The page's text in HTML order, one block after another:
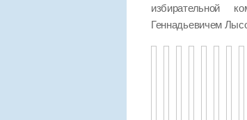
избирательной
Геннадьевичем